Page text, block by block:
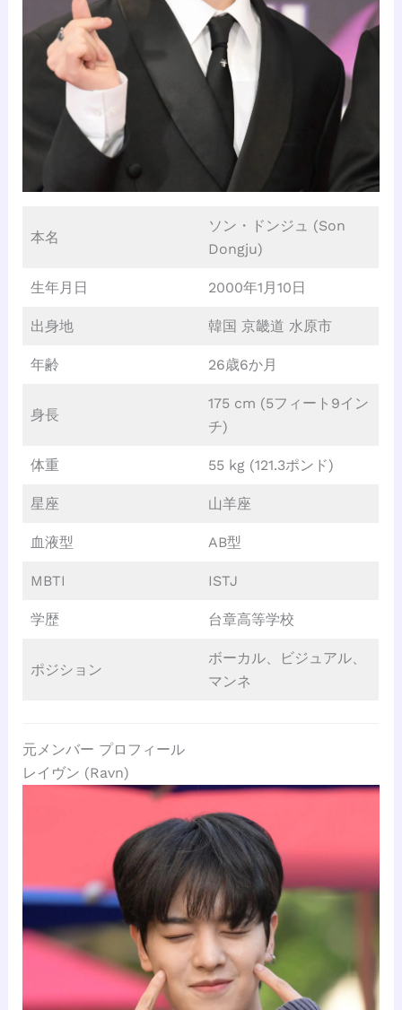
本名
ソン・ドンジュ (Son
Dongju)
生年月日 2000年1月10日
出身地 韓国 京畿道 水原市
年齢 26歳6か月
身長
175 cm (5フィート9イン
チ)
体重 55 kg (121.3ポンド)
星座 山羊座
血液型 AB型
MBTI ISTJ
学歴 台章高等学校
ポジション
ボーカル、ビジュアル、
マンネ
元メンバー プロフィール
レイヴン (Ravn)